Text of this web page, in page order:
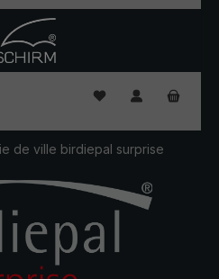
Vous avez 0
de ville birdiepal surprise